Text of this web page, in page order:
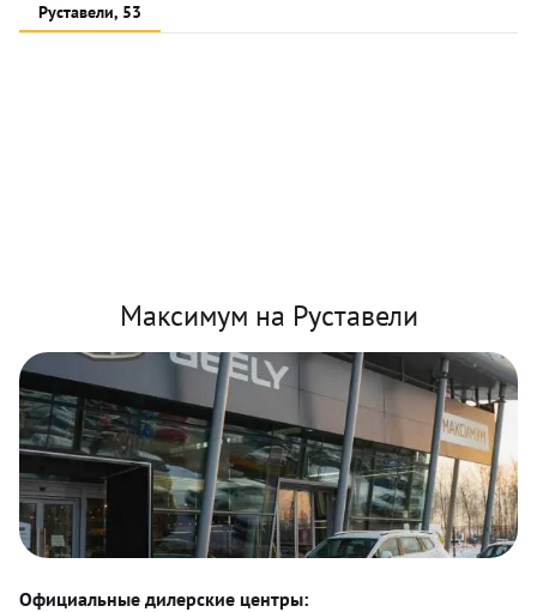
Руставели, 53
Максимум на Руставели
Официальные дилерские центры: